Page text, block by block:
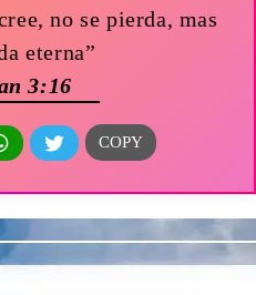
no se pierda, mas
eterna”
3:16